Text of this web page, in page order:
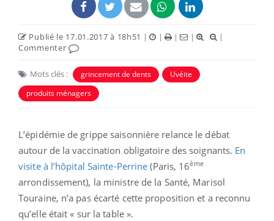
Publié le 17.01.2017 à 18h51 | | | |
|
Commenter
Mots clés : grincement de dents
Uvéite
produits ménagers
L’épidémie de grippe saisonnière relance le débat
autour de la vaccination obligatoire des soignants. En
visite à l’hôpital Sainte-Perrine (Paris, 16ème
arrondissement), la ministre de la Santé, Marisol
Touraine, n’a pas écarté cette proposition et a reconnu
qu’elle était « sur la table ».